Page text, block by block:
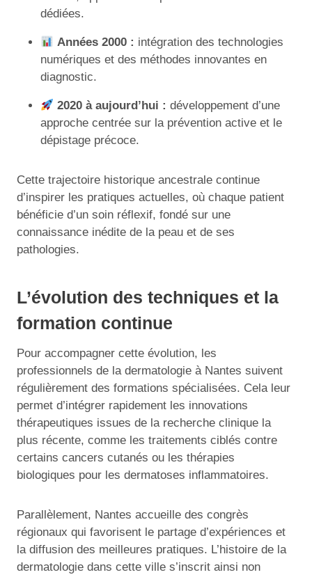
dédiées.
Années 2000 : intégration des technologies
numériques et des méthodes innovantes en
diagnostic.
2020 à aujourd’hui : développement d’une
approche centrée sur la prévention active et le
dépistage précoce.
Cette trajectoire historique ancestrale continue
d’inspirer les pratiques actuelles, où chaque patient
bénéficie d’un soin réflexif, fondé sur une
connaissance inédite de la peau et de ses
pathologies.
L’évolution des techniques et la
formation continue
Pour accompagner cette évolution, les
professionnels de la dermatologie à Nantes suivent
régulièrement des formations spécialisées. Cela leur
permet d’intégrer rapidement les innovations
thérapeutiques issues de la recherche clinique la
plus récente, comme les traitements ciblés contre
certains cancers cutanés ou les thérapies
biologiques pour les dermatoses inflammatoires.
Parallèlement, Nantes accueille des congrès
régionaux qui favorisent le partage d’expériences et
la diffusion des meilleures pratiques. L’histoire de la
dermatologie dans cette ville s’inscrit ainsi non